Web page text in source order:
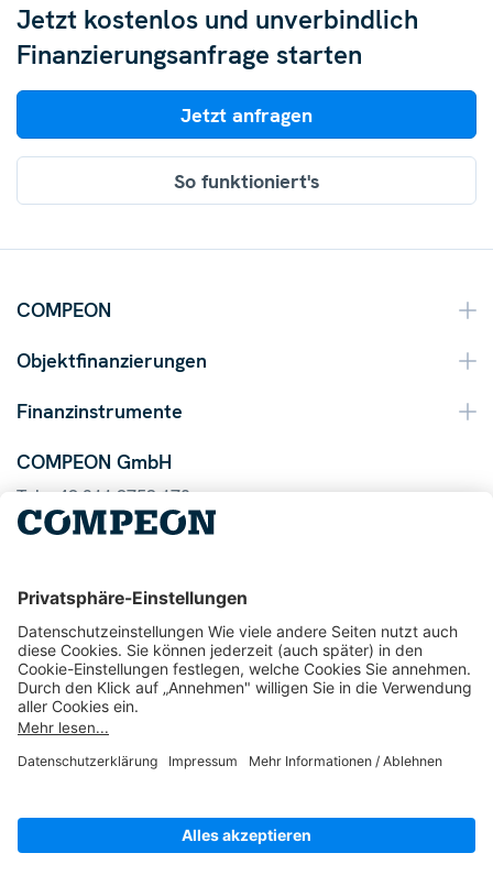
Jetzt kostenlos und unverbindlich
Finanzierungsanfrage starten
Jetzt anfragen
So funktioniert's
COMPEON
Objektfinanzierungen
Finanzinstrumente
COMPEON GmbH
Tel. +49 211 9753 170
Mail info@compeon.de
© 2026 COMPEON GmbH
AGB Datenschutz Impressum